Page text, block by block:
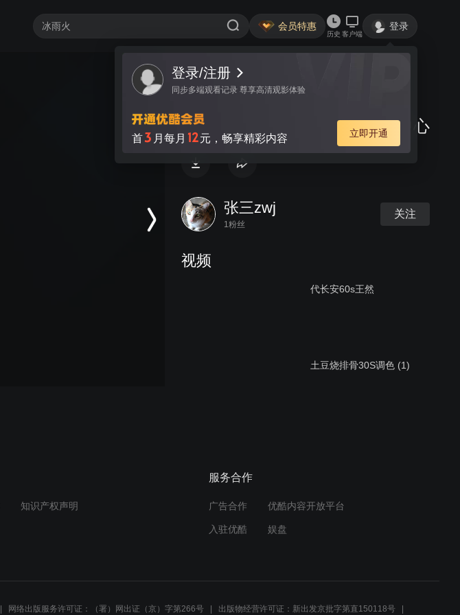
会员特惠
历史 客户端
登录
登录/注册
同步多端观看记录 尊享高清观影体验
首3 月每月 12元，畅享精彩内容 立即开通
视频 讨论
FTZCOC海外仓进口商品展销中心
张三zwj
1粉丝
关注
视频
代长安60s王然
土豆烧排骨30S调色 (1)
贸中心
知识产权声明
服务合作
广告合作 优酷内容开放平台
入驻优酷 娱盘
网络出版服务许可证：（署）网出证（京）字第266号 出版物经营许可证：新出发京批字第直150118号